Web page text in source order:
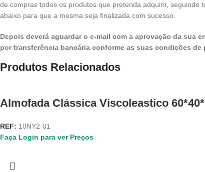
de compras todos os produtos que pretenda adquirir, seguindo
abaixo para que a mesma seja finalizada com sucesso.
Depois deverá aguardar o e-mail com a aprovação da sua
por transferência bancária conforme as suas condições de
Produtos Relacionados
Almofada Clássica Viscoleastico
REF: 10NY2-01
Faça Login para ver Preços